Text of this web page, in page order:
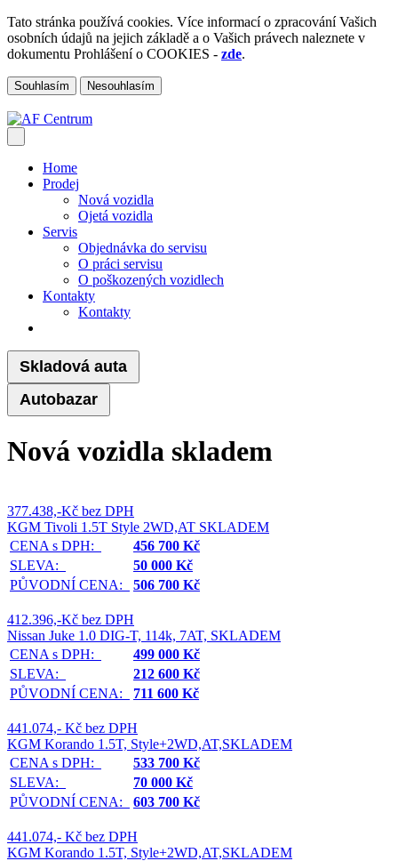
Tato stránka používá cookies. Více informací o zpracování Vašich
osobních údajů na jejich základě a o Vašich právech naleznete v
dokumentu Prohlášení o COOKIES - zde.
Souhlasím Nesouhlasím
Home
Prodej
Nová vozidla
Ojetá vozidla
Servis
Objednávka do servisu
O práci servisu
O poškozených vozidlech
Kontakty
Kontakty
Skladová auta
Autobazar
Nová vozidla skladem
377.438,-Kč bez DPH
KGM Tivoli 1.5T Style 2WD,AT SKLADEM
CENA s DPH:
456 700 Kč
SLEVA:
50 000 Kč
PŮVODNÍ CENA:
506 700 Kč
412.396,-Kč bez DPH
Nissan Juke 1.0 DIG-T, 114k, 7AT, SKLADEM
CENA s DPH:
499 000 Kč
SLEVA:
212 600 Kč
PŮVODNÍ CENA:
711 600 Kč
441.074,- Kč bez DPH
KGM Korando 1.5T, Style+2WD,AT,SKLADEM
CENA s DPH:
533 700 Kč
SLEVA:
70 000 Kč
PŮVODNÍ CENA:
603 700 Kč
441.074,- Kč bez DPH
KGM Korando 1.5T, Style+2WD,AT,SKLADEM